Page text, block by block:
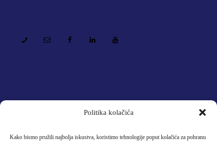
Politika kolačića
Kako bismo pružili najbolja iskustva, koristimo tehnologije poput kolačića za pohranu